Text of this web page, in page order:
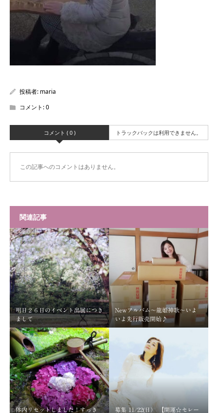
投稿者: maria
コメント:0
コメント ( 0 ) トラックバックは利用できません。
この記事へのコメントはありません。
関連記事
明日２６日のイベント出展につき
まして
Newアルバム～龍姫神歌～いよ
いよ先行販売開始♪
体内リセットしました！すっき
募集 11/22(日） 【開運☆セレー